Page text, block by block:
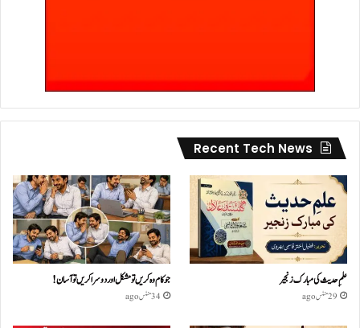
Recent Tech News
علمِ حدیث کی مبارک زنجیر
29 منٹس ago
جو کام وہ کریں تو مشکل اور دوسرا کریں تو آسان !
34 منٹس ago